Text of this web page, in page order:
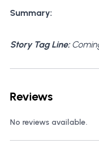
Summary:
Story Tag Line:
Reviews
No reviews available.